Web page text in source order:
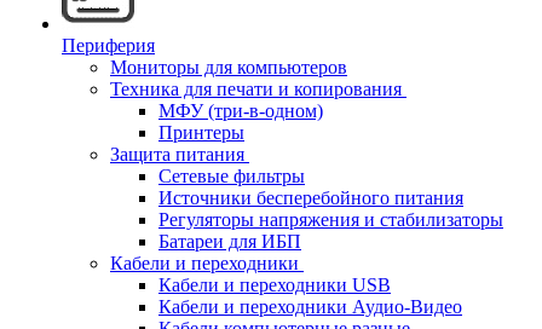
Периферия
Мониторы для компьютеров
Техника для печати и копирования
МФУ (три-в-одном)
Принтеры
Защита питания
Сетевые фильтры
Источники бесперебойного питания
Регуляторы напряжения и стабилизаторы
Батареи для ИБП
Кабели и переходники
Кабели и переходники USB
Кабели и переходники Аудио-Видео